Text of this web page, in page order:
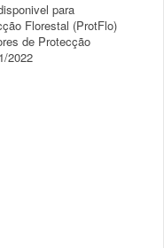
para
Florestal (ProtFlo)
de Protecção
2022